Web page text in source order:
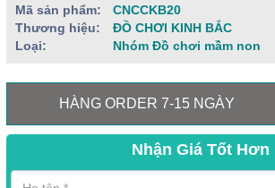
Mã sản phẩm:
CNCCKB20
Thương hiệu:
ĐỒ CHƠI KINH BẮC
Loại:
Nhóm Đồ chơi mầm non
HÀNG ORDER 7-15 NGÀY
Nhận Giá Tốt Hơn